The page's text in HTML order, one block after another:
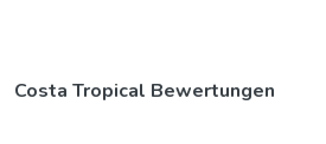
Costa Tropical Bewertungen